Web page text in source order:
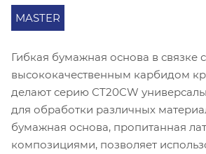
MASTER
Гибкая бумажная основа в связке с
высококачественным карбидом
делают серию СT20CW
для обработки различных
бумажная основа, пропитанная
композициями, позволяет